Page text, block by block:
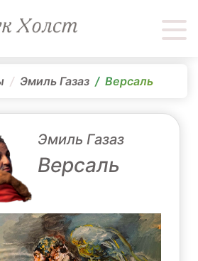
Эмиль Газаз Версаль
Эмиль Газаз
Версаль